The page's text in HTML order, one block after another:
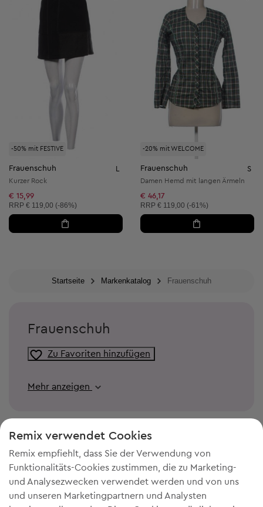
-50% mit FESTIVE
Frauenschuh
Kurzer Rock
€ 15,99
Unverbindliche Preisempfehlung:
RRP € 119,00 (-86%)
-20% mit WELCOME
Frauenschuh S
Damen Hemd mit langen Ärmeln
€ 46,17
Unverbindliche Preisempfehlung:
RRP € 119,00 (-61%)
Startseite Markenkatalog Frauenschuh
Frauenschuh
Zu Favoriten hinzufügen
Mehr anzeigen
Remix verwendet Cookies
Remix empfiehlt, dass Sie der Verwendung von
Funktionalitäts-Cookies zustimmen, die zu Marketing-
und Analysezwecken verwendet werden und von uns
und unseren Marketingpartnern und Analysten